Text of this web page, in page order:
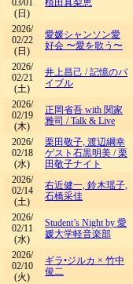
03/01
(日)
植田真梨恵
2026/
02/22
(日)
愛媛シャンソン愛
好会 〜愛を歌う〜
2026/
02/21
(土)
井上昌己 /記憶のバ
イブル
2026/
02/19
(木)
正岡省吾 with 関家
雅司 /Talk & Live
2026/
02/18
(水)
栗田敬子, 渡辺綱幸
ゲスト石黒明美 /栗
田敬子ナイト
2026/
02/14
(土)
右近健一, 鈴木瑶子,
石橋采佳
2026/
02/11
(水)
Student’s Night by 愛
媛大学軽音楽部
2026/
02/10
(火)
ギラ•ジルカ × 竹中
俊二